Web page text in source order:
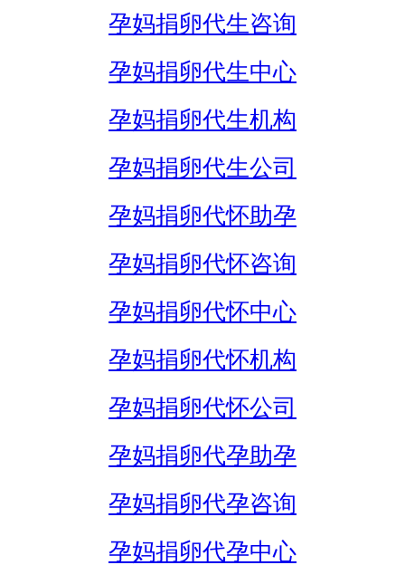
孕妈捐卵代生咨询
孕妈捐卵代生中心
孕妈捐卵代生机构
孕妈捐卵代生公司
孕妈捐卵代怀助孕
孕妈捐卵代怀咨询
孕妈捐卵代怀中心
孕妈捐卵代怀机构
孕妈捐卵代怀公司
孕妈捐卵代孕助孕
孕妈捐卵代孕咨询
孕妈捐卵代孕中心